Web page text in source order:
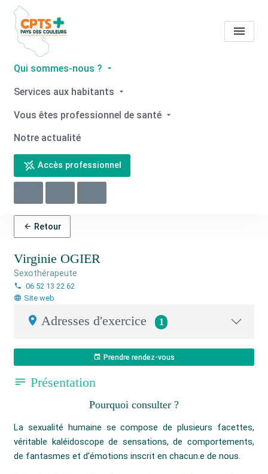
Qui sommes-nous ?
Services aux habitants
Vous êtes professionnel de santé
Notre actualité
Accès professionnel
Tous les professionnels de
santéVirginie OGIER
Accueil
Retour
Virginie OGIER
Sexothérapeute
06 52 13 22 62
Site web
Adresses d'exercice 1
Prendre rendez-vous
Présentation
Pourquoi consulter ?
La sexualité humaine se compose de plusieurs facettes,
véritable kaléidoscope de sensations, de comportements,
de fantasmes et d’émotions inscrit en chacun.e de nous.